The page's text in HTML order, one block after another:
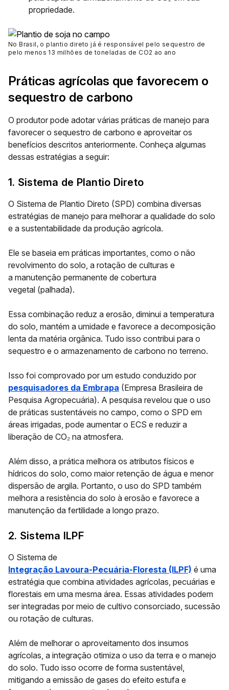
propriedade.
No Brasil, o plantio direto já é responsável pelo sequestro de
pelo menos 13 milhões de toneladas de CO2 ao ano
Práticas agrícolas que favorecem o
sequestro de carbono
O produtor pode adotar várias práticas de manejo para
favorecer o sequestro de carbono e aproveitar os
benefícios descritos anteriormente. Conheça algumas
dessas estratégias a seguir:
1. Sistema de Plantio Direto
O Sistema de Plantio Direto (SPD) combina diversas
estratégias de manejo para melhorar a qualidade do solo
e a sustentabilidade da produção agrícola.
Ele se baseia em práticas importantes, como o não
revolvimento do solo, a rotação de culturas e
a manutenção permanente de cobertura
vegetal (palhada).
Essa combinação reduz a erosão, diminui a temperatura
do solo, mantém a umidade e favorece a decomposição
lenta da matéria orgânica. Tudo isso contribui para o
sequestro e o armazenamento de carbono no terreno.
Isso foi comprovado por um estudo conduzido por
pesquisadores da Embrapa (Empresa Brasileira de
Pesquisa Agropecuária). A pesquisa revelou que o uso
de práticas sustentáveis no campo, como o SPD em
áreas irrigadas, pode aumentar o ECS e reduzir a
liberação de CO₂ na atmosfera.
Além disso, a prática melhora os atributos físicos e
hídricos do solo, como maior retenção de água e menor
dispersão de argila. Portanto, o uso do SPD também
melhora a resistência do solo à erosão e favorece a
manutenção da fertilidade a longo prazo.
2. Sistema ILPF
O Sistema de
Integração Lavoura-Pecuária-Floresta (ILPF) é uma
estratégia que combina atividades agrícolas, pecuárias e
florestais em uma mesma área. Essas atividades podem
ser integradas por meio de cultivo consorciado, sucessão
ou rotação de culturas.
Além de melhorar o aproveitamento dos insumos
agrícolas, a integração otimiza o uso da terra e o manejo
do solo. Tudo isso ocorre de forma sustentável,
mitigando a emissão de gases do efeito estufa e